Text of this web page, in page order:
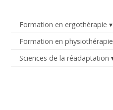
Formation en ergothérapie
Formation en physiothérapie
Sciences de la réadaptation